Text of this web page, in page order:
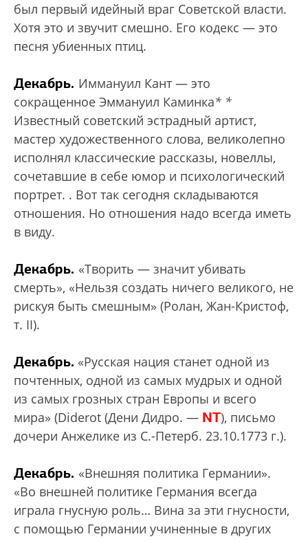
был первый идейный враг Советской власти.
Хотя это и звучит смешно. Его кодекс — это
песня убиенных птиц.
Декабрь. Иммануил Кант — это
сокращенное Эммануил Каминка* *
Известный советский эстрадный артист,
мастер художественного слова, великолепно
исполнял классические рассказы, новеллы,
сочетавшие в себе юмор и психологический
портрет. . Вот так сегодня складываются
отношения. Но отношения надо всегда иметь
в виду.
Декабрь. «Творить — значит убивать
смерть», «Нельзя создать ничего великого, не
рискуя быть смешным» (Ролан, Жан-Кристоф,
т. II).
Декабрь. «Русская нация станет одной из
почтенных, одной из самых мудрых и одной
из самых грозных стран Европы и всего
мира» (Diderot (Дени Дидро. — NT), письмо
дочери Анжелике из С.-Петерб. 23.10.1773 г.).
Декабрь. «Внешняя политика Германии».
«Во внешней политике Германия всегда
играла гнусную роль… Вина за эти гнусности,
с помощью Германии учиненные в других